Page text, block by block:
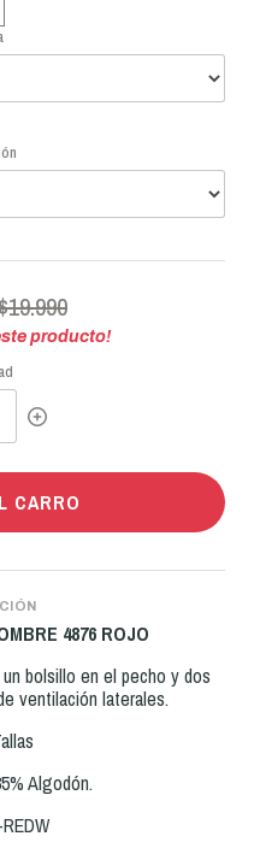
producto!
CARRO
4876 ROJO
bolsillo en el pecho y dos
ventilación laterales.
Algodón.